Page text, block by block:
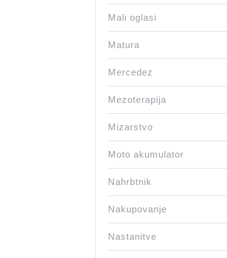
Mali oglasi
Matura
Mercedez
Mezoterapija
Mizarstvo
Moto akumulator
Nahrbtnik
Nakupovanje
Nastanitve